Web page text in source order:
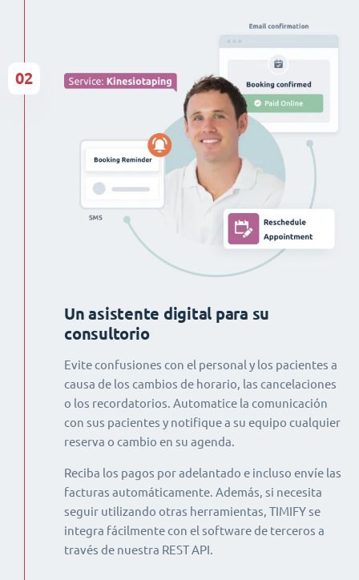
Un asistente digital para su
consultorio
Evite confusiones con el personal y los pacientes a
causa de los cambios de horario, las cancelaciones
o los recordatorios. Automatice la comunicación
con sus pacientes y notifique a su equipo cualquier
reserva o cambio en su agenda.
Reciba los pagos por adelantado e incluso envíe las
facturas automáticamente. Además, si necesita
seguir utilizando otras herramientas, TIMIFY se
integra fácilmente con el software de terceros a
través de nuestra REST API.
02